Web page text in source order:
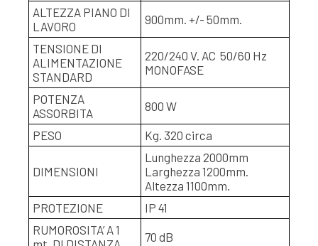
ALTEZZA PIANO DI
LAVORO
900mm. +/- 50mm.
TENSIONE DI
ALIMENTAZIONE
STANDARD
220/240 V. AC 50/60 Hz
MONOFASE
POTENZA
ASSORBITA
800 W
PESO Kg. 320 circa
DIMENSIONI
Lunghezza 2000mm
Larghezza 1200mm.
Altezza 1100mm.
PROTEZIONE
IP 41
RUMOROSITA’ A 1
70 dB